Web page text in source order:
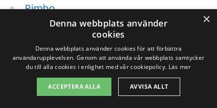
Rimbo
Östhammar
Bålsta
×
Denna webbplats använder
cookies
Denna webbplats använder cookies för att förbättra
användarupplevelsen. Genom att använda vår webbplats samtycker
du till alla cookies i enlighet med vår cookiepolicy. Läs mer
ACCEPTERA ALLA AVVISA ALLT